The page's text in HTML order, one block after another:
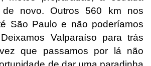
de novo. Outros 560 km nos
São Paulo e não poderíamos
Valparaíso para trás
que passamos por lá não